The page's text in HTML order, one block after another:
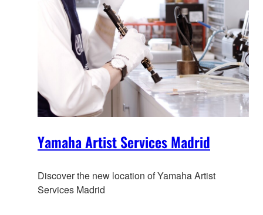
Yamaha Artist Services Madrid
Discover the new location of Yamaha Artist
Services Madrid